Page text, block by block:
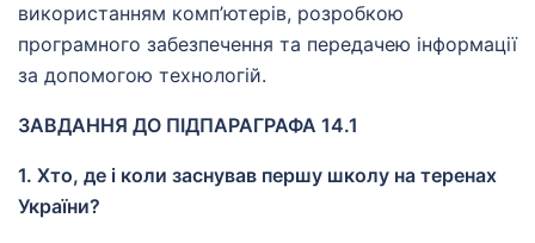
використанням комп’ютерів, розробкою
програмного забезпечення та передачею інформації
за допомогою технологій.
ЗАВДАННЯ ДО ПІДПАРАГРАФА 14.1
1. Хто, де і коли заснував першу школу на теренах
України?